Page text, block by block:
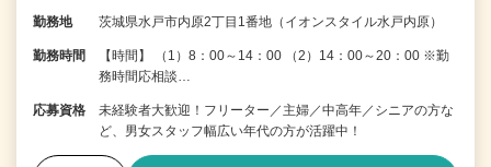
勤務地 茨城県水戸市内原2丁目1番地（イオンスタイル水戸内原）
勤務時間
【時間】 （1）8：00～14：00 （2）14：00～20：00 ※勤
務時間応相談…
応募資格
未経験者大歓迎！フリーター／主婦／中高年／シニアの方な
ど、男女スタッフ幅広い年代の方が活躍中！